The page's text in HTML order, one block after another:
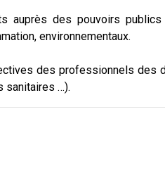
auprès des pouvoirs
environnementaux.
des professionnels des
sanitaires …).